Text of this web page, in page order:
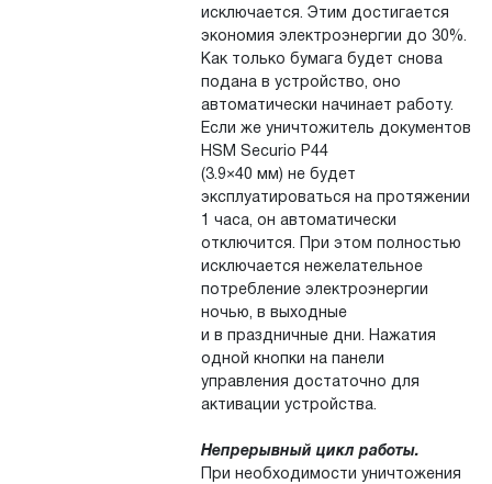
исключается. Этим достигается
экономия электроэнергии до 30%.
Как только бумага будет снова
подана в устройство, оно
автоматически начинает работу.
Если же уничтожитель документов
HSM Securio P44
(3.9×40 мм) не будет
эксплуатироваться на протяжении
1 часа, он автоматически
отключится. При этом полностью
исключается нежелательное
потребление электроэнергии
ночью, в выходные
и в праздничные дни. Нажатия
одной кнопки на панели
управления достаточно для
активации устройства.
Непрерывный цикл работы.
При необходимости уничтожения